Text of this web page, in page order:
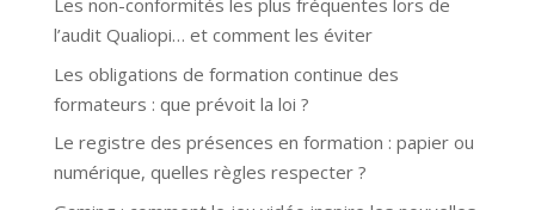
Les non-conformités les plus fréquentes lors de
l’audit Qualiopi… et comment les éviter
Les obligations de formation continue des
formateurs : que prévoit la loi ?
Le registre des présences en formation : papier ou
numérique, quelles règles respecter ?